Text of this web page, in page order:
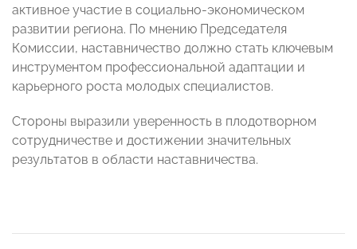
активное участие в социально-экономическом
развитии региона. По мнению Председателя
Комиссии, наставничество должно стать ключевым
инструментом профессиональной адаптации и
карьерного роста молодых специалистов.
Стороны выразили уверенность в плодотворном
сотрудничестве и достижении значительных
результатов в области наставничества.